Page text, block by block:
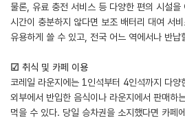
물론, 유료 충전 서비스 등 다양한 편의 시설
시간이 충분하지 않다면 보조 배터리 대여 서
유용하게 쓸 수 있고, 전국 어느 역에서나 반납
☑ 취식 및 카페 이용
코레일 라운지에는 1인석부터 4인석까지 다양
외부에서 반입한 음식이나 라운지에서 판매하
먹을 수 있다. 당일 승차권을 소지했다면 카페